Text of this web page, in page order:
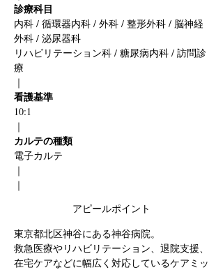
診療科目
内科 / 循環器内科 / 外科 / 整形外科 / 脳神経
外科 / 泌尿器科
リハビリテーション科 / 糖尿病内科 / 訪問診
療
｜
看護基準
10:1
｜
カルテの種類
電子カルテ
｜
｜
アピールポイント
東京都北区神谷にある神谷病院。
救急医療やリハビリテーション、退院支援、
在宅ケアなどに幅広く対応しているケアミッ